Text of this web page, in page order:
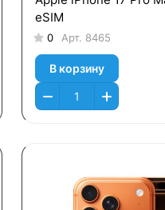
eSIM
0 Арт. 8465
В корзину